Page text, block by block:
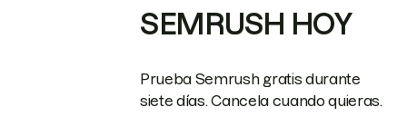
SEMRUSH HOY
Prueba Semrush gratis durante
siete días. Cancela cuando quieras.